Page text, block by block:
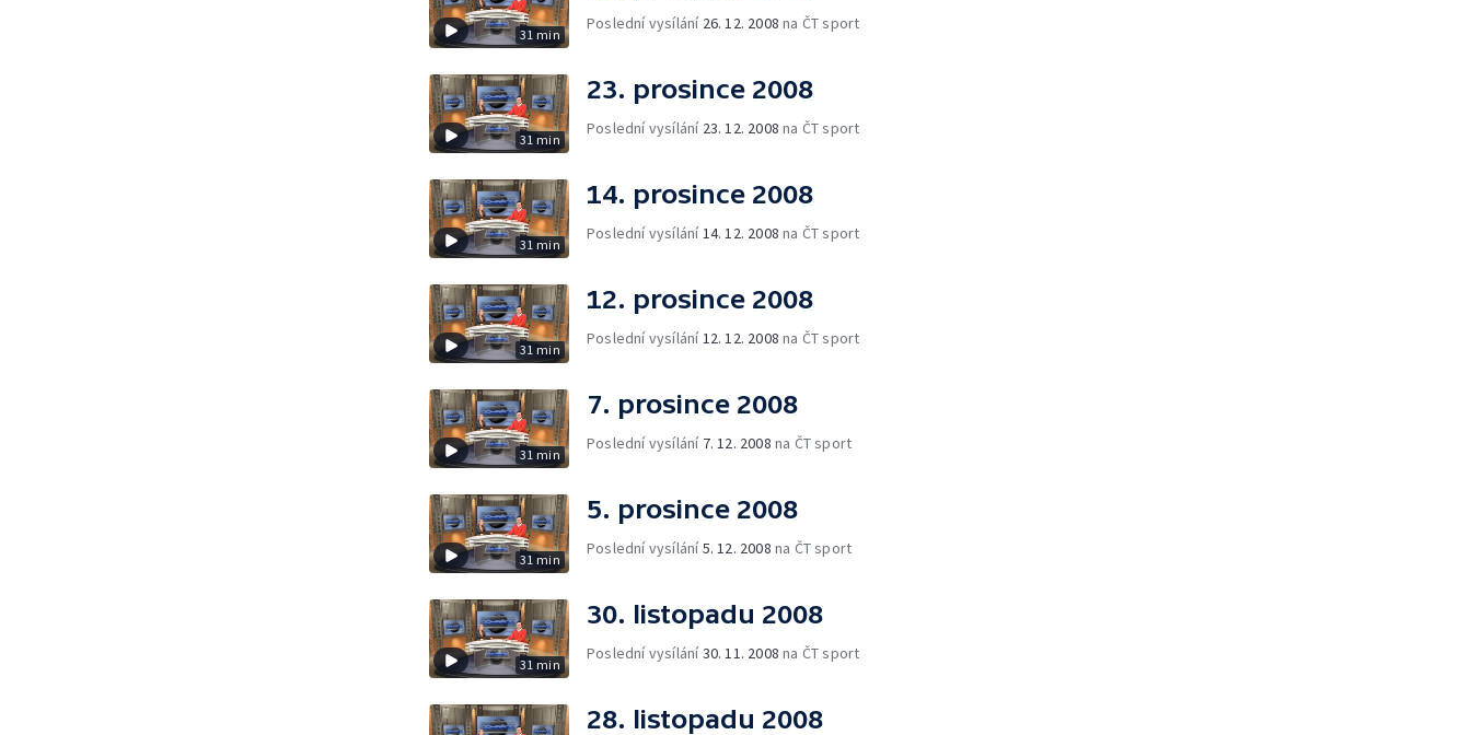
31 min
Poslední vysílání 26. 12. 2008 na ČT sport
31 min
23. prosince 2008
Poslední vysílání 23. 12. 2008 na ČT sport
31 min
14. prosince 2008
Poslední vysílání 14. 12. 2008 na ČT sport
31 min
12. prosince 2008
Poslední vysílání 12. 12. 2008 na ČT sport
31 min
7. prosince 2008
Poslední vysílání 7. 12. 2008 na ČT sport
31 min
5. prosince 2008
Poslední vysílání5. 12. 2008 na ČT sport
31 min
30. listopadu 2008
Poslední vysílání30. 11. 2008 na ČT sport
28. listopadu 2008